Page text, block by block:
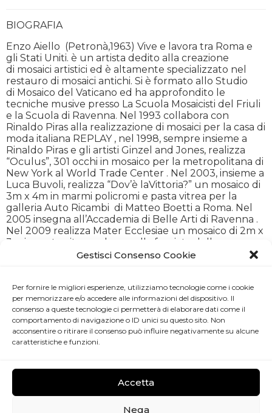
Gestisci Consenso Cookie
Per fornire le migliori esperienze, utilizziamo tecnologie come i cookie
per memorizzare e/o accedere alle informazioni del dispositivo. Il
consenso a queste tecnologie ci permetterà di elaborare dati come il
comportamento di navigazione o ID unici su questo sito. Non
acconsentire o ritirare il consenso può influire negativamente su alcune
caratteristiche e funzioni.
Accetta
Nega
BIOGRAFIA
Enzo Aiello (Petronà,1963) Vive e lavora tra Roma e
gli Stati Uniti. è un artista dedito alla creazione
di mosaici artistici ed è altamente specializzato nel
restauro di mosaici antichi. Si è formato allo Studio
di Mosaico del Vaticano ed ha approfondito le
tecniche musive presso La Scuola Mosaicisti del Friuli
e la Scuola di Ravenna. Nel 1993 collabora con
Rinaldo Piras alla realizzazione di mosaici per la casa di
moda italiana REPLAY , nel 1998, sempre insieme a
Rinaldo Piras e gli artisti Ginzel and Jones, realizza
“Oculus”, 301 occhi in mosaico per la metropolitana di
New York al World Trade Center . Nel 2003, insieme a
Luca Buvoli, realizza “Dov’è laVittoria?” un mosaico di
3m x 4m in marmi policromi e pasta vitrea per la
galleria Auto Ricambi di Matteo Boetti a Roma. Nel
2005 insegna all’Accademia di Belle Arti di Ravenna .
Nel 2009 realizza Mater Ecclesiae un mosaico di 2m x
3m in paste vitree ed oro sulla facciata della
chiesa cattolica St John and Paul di Sewickley in
HUFO e’ il suo primo progetto autonomo di arte
contemporanea, che si allontana dalle tecnica del
mosaico per affrontare il tema controverso della
circoncisione.
UFFICIO STAMPA